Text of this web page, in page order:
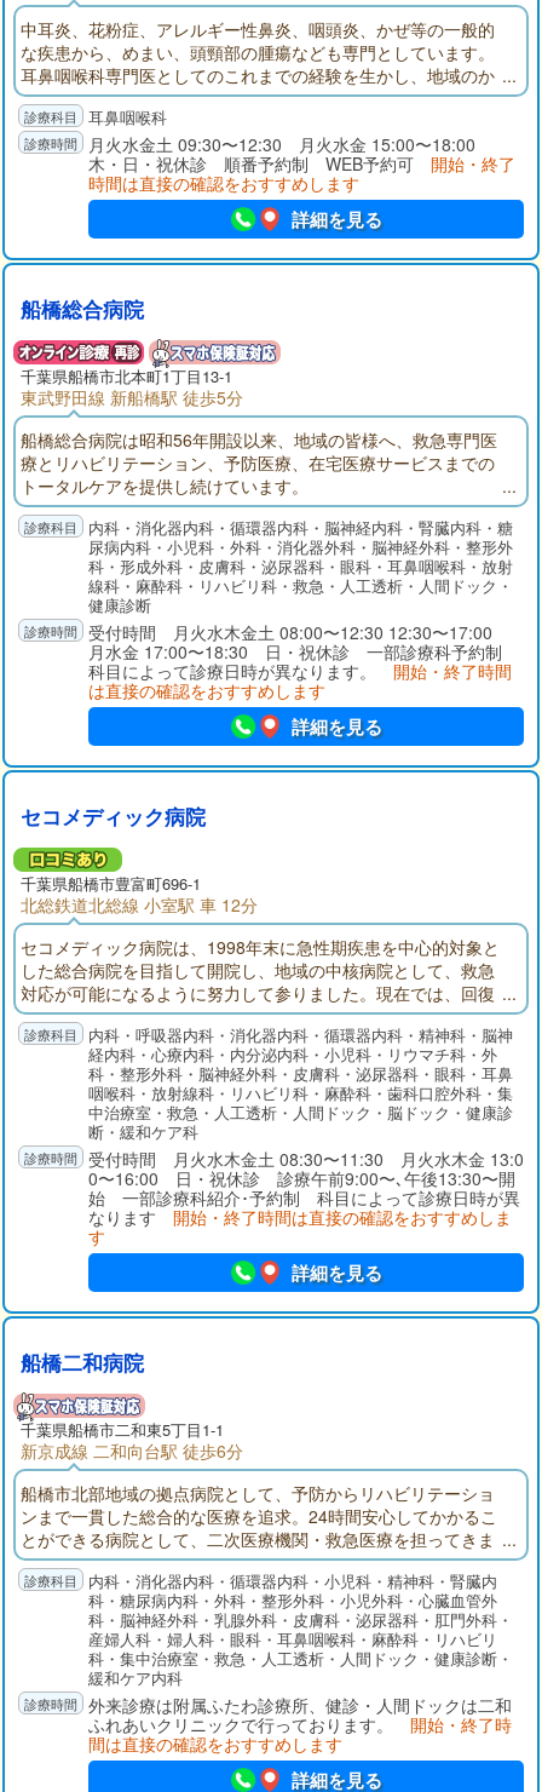
中耳炎、花粉症、アレルギー性鼻炎、咽頭炎、かぜ等の一般的
な疾患から、めまい、頭頸部の腫瘍なども専門としています。
耳鼻咽喉科専門医としてのこれまでの経験を生かし、地域のか
かりつけ医として、赤ちゃんからご年配の方まで、健康相談か
ら専門的な医療まで幅広く対応いたします。
耳鼻咽喉科
月火水金土 09:30〜12:30 月火水金 15:00〜18:00
木・日・祝休診 順番予約制 WEB予約可 開始・終了
時間は直接の確認をおすすめします
詳細を見る
船橋総合病院
千葉県船橋市北本町1丁目13-1
東武野田線 新船橋駅 徒歩5分
船橋総合病院は昭和56年開設以来、地域の皆様へ、救急専門医
療とリハビリテーション、予防医療、在宅医療サービスまでの
トータルケアを提供し続けています。
内科・消化器内科・循環器内科・脳神経内科・腎臓内科・糖
尿病内科・小児科・外科・消化器外科・脳神経外科・整形外
科・形成外科・皮膚科・泌尿器科・眼科・耳鼻咽喉科・放射
線科・麻酔科・リハビリ科・救急・人工透析・人間ドック・
健康診断
受付時間 月火水木金土 08:00〜12:30 12:30〜17:00
月水金 17:00〜18:30 日・祝休診 一部診療科予約制
科目によって診療日時が異なります。 開始・終了時間
は直接の確認をおすすめします
詳細を見る
セコメディック病院
千葉県船橋市豊富町696-1
北総鉄道北総線 小室駅 車 12分
セコメディック病院は、1998年末に急性期疾患を中心的対象と
した総合病院を目指して開院し、地域の中核病院として、救急
対応が可能になるように努力して参りました。現在では、回復
期リハビリテーション病棟、地域包括ケア病棟を備え、在宅医
療にも注力しております。
内科・呼吸器内科・消化器内科・循環器内科・精神科・脳神
経内科・心療内科・内分泌内科・小児科・リウマチ科・外
科・整形外科・脳神経外科・皮膚科・泌尿器科・眼科・耳鼻
咽喉科・放射線科・リハビリ科・麻酔科・歯科口腔外科・集
中治療室・救急・人工透析・人間ドック・脳ドック・健康診
断・緩和ケア科
受付時間 月火水木金土 08:30〜11:30 月火水木金 13:0
0〜16:00 日・祝休診 診療午前9:00〜､午後13:30〜開
始 一部診療科紹介･予約制 科目によって診療日時が異
なります 開始・終了時間は直接の確認をおすすめしま
す
詳細を見る
船橋二和病院
千葉県船橋市二和東5丁目1-1
新京成線 二和向台駅 徒歩6分
船橋市北部地域の拠点病院として、予防からリハビリテーショ
ンまで一貫した総合的な医療を追求。24時間安心してかかるこ
とができる病院として、二次医療機関・救急医療を担ってきま
した。船橋二和病院付属ふたわ診療所(主に外来部門)、ふれあい
クリニック（主に健診部門）、二和在宅介護支援センター、八
木が谷在宅介護支援センターでそれぞれ役割分担して連携を取
りながら、地域の皆様の健康を守ります。
内科・消化器内科・循環器内科・小児科・精神科・腎臓内
科・糖尿病内科・外科・整形外科・小児外科・心臓血管外
科・脳神経外科・乳腺外科・皮膚科・泌尿器科・肛門外科・
産婦人科・婦人科・眼科・耳鼻咽喉科・麻酔科・リハビリ
科・集中治療室・救急・人工透析・人間ドック・健康診断・
緩和ケア内科
外来診療は附属ふたわ診療所、健診・人間ドックは二和
ふれあいクリニックで行っております。 開始・終了時
間は直接の確認をおすすめします
詳細を見る